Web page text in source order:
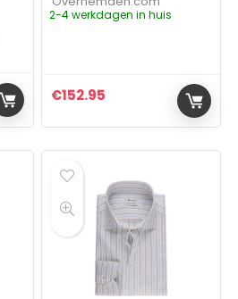
was: €169.00.
is: €130.95.
2-4 werkdagen in huis
€152.95